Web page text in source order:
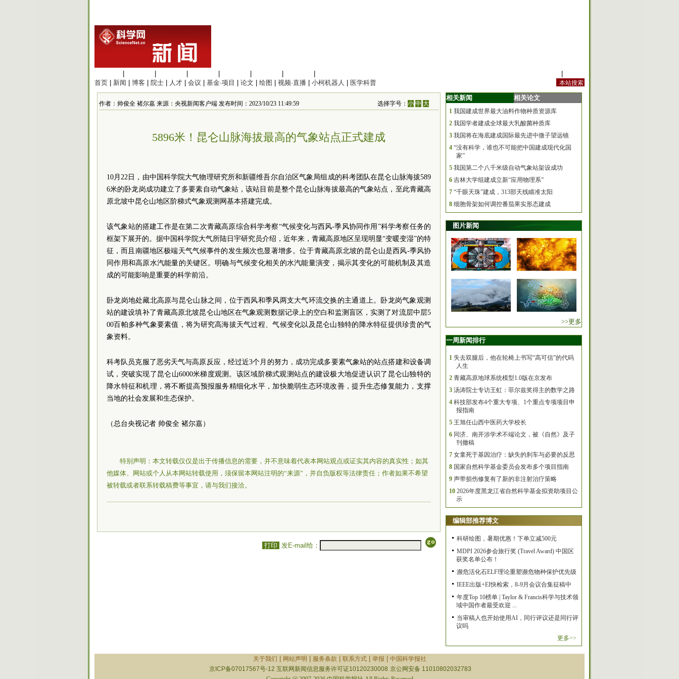
首页
新闻 博客 院士 人才 会议 基金·项目 论文 绘图 视频·直播 小柯机器人 医学科普
作者：帅俊全 褚尔嘉 来源：央视新闻客户端 发布时间：2023/10/23 11:49:59 选择字号：小 中 大
5896米！昆仑山脉海拔最高的气象站点正式建成
10月22日，由中国科学院大气物理研究所和新疆维吾尔自治区气象局组成的科考团队在昆仑山脉海拔589
6米的卧龙岗成功建立了多要素自动气象站，该站目前是整个昆仑山脉海拔最高的气象站点，至此青藏高
原北坡中昆仑山地区阶梯式气象观测网基本搭建完成。
该气象站的搭建工作是在第二次青藏高原综合科学考察“气候变化与西风-季风协同作用”科学考察任务的
框架下展开的。据中国科学院大气所陆日宇研究员介绍，近年来，青藏高原地区呈现明显“变暖变湿”的特
征，而且南疆地区极端天气气候事件的发生频次也显著增多。位于青藏高原北坡的昆仑山是西风-季风协
同作用和高原水汽能量的关键区。明确与气候变化相关的水汽能量演变，揭示其变化的可能机制及其造
成的可能影响是重要的科学前沿。
卧龙岗地处藏北高原与昆仑山脉之间，位于西风和季风两支大气环流交换的主通道上。卧龙岗气象观测
站的建设填补了青藏高原北坡昆仑山地区在气象观测数据记录上的空白和监测盲区，实测了对流层中层5
00百帕多种气象要素值，将为研究高海拔天气过程、气候变化以及昆仑山独特的降水特征提供珍贵的气
象资料。
科考队员克服了恶劣天气与高原反应，经过近3个月的努力，成功完成多要素气象站的站点搭建和设备调
试，突破实现了昆仑山6000米梯度观测。该区域阶梯式观测站点的建设极大地促进认识了昆仑山独特的
降水特征和机理，将不断提高预报服务精细化水平，加快脆弱生态环境改善，提升生态修复能力，支撑
当地的社会发展和生态保护。
（总台央视记者 帅俊全 褚尔嘉）
特别声明：本文转载仅仅是出于传播信息的需要，并不意味着代表本网站观点或证实其内容的真实性；如其
他媒体、网站或个人从本网站转载使用，须保留本网站注明的“来源”，并自负版权等法律责任；作者如果不希望
被转载或者联系转载稿费等事宜，请与我们接洽。
打印 发E-mail给：
相关新闻 相关论文
1 我国建成世界最大油料作物种质资源库
2 我国学者建成全球最大乳酸菌种质库
3 我国将在海底建成国际最先进中微子望远镜
4 “没有科学，谁也不可能把中国建成现代化国
家”
5 我国第二个八千米级自动气象站架设成功
6 吉林大学组建成立新“应用物理系”
7 “千眼天珠”建成，313部天线瞄准太阳
8 细胞骨架如何调控番茄果实形态建成
图片新闻
>>更多
一周新闻排行
1 失去双腿后，他在轮椅上书写“高可信”的代码
人生
2 青藏高原地球系统模型1.0版在京发布
3 汤涛院士专访王虹：菲尔兹奖得主的数学之路
4 科技部发布4个重大专项、1个重点专项项目申
报指南
5 王旭任山西中医药大学校长
6 同济、南开涉学术不端论文，被《自然》及子
刊撤稿
7 女童死于基因治疗：缺失的刹车与必要的反思
8 国家自然科学基金委员会发布多个项目指南
9 声带损伤修复有了新的非注射治疗策略
10 2026年度黑龙江省自然科学基金拟资助项目公
示
编辑部推荐博文
科研绘图，暑期优惠！下单立减500元
MDPI 2026参会旅行奖 (Travel Award) 中国区
获奖名单公布！
濒危活化石ELF理论重塑濒危物种保护优先级
IEEE出版+EI快检索，8-9月会议合集征稿中
年度Top 10榜单 | Taylor & Francis科学与技术领
域中国作者最受欢迎 ...
当审稿人也开始使用AI，同行评议还是同行评
议吗
更多>>
关于我们 网站声明 服务条款 联系方式| 举报
中国科学报社
京ICP备07017567号-12 互联网新闻信息服务许可证10120230008 京公网安备 11010802032783